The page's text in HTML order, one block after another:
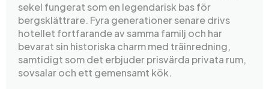
sekel fungerat som en legendarisk bas för
bergsklättrare. Fyra generationer senare drivs
hotellet fortfarande av samma familj och har
bevarat sin historiska charm med träinredning,
samtidigt som det erbjuder prisvärda privata rum,
sovsalar och ett gemensamt kök.